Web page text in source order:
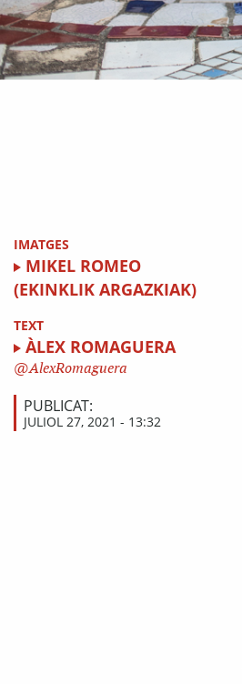
IMATGES
MIKEL ROMEO
(EKINKLIK ARGAZKIAK)
TEXT
ÀLEX ROMAGUERA
AlexRomaguera
PUBLICAT:
JULIOL 27, 2021 - 13:32